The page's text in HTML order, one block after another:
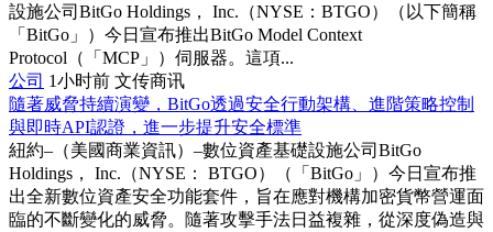
設施公司BitGo Holdings， Inc.（NYSE：BTGO）（以下簡稱
「BitGo」）今日宣布推出BitGo Model Context
Protocol（「MCP」）伺服器。這項...
公司 1小时前 文传商讯
隨著威脅持續演變，BitGo透過安全行動架構、進階策略控制
與即時API認證，進一步提升安全標準
紐約–（美國商業資訊）–數位資產基礎設施公司BitGo
Holdings， Inc.（NYSE： BTGO）（「BitGo」）今日宣布推
出全新數位資產安全功能套件，旨在應對機構加密貨幣營運面
臨的不斷變化的威脅。隨著攻擊手法日益複雜，從深度偽造與